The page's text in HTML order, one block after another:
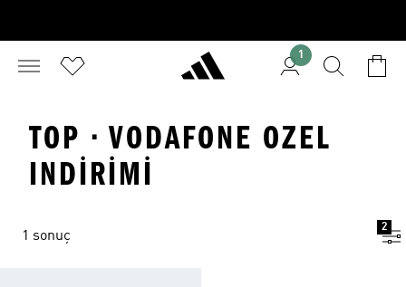
1
TOP · VODAFONE OZEL
INDIRIMI
1 sonuç
2